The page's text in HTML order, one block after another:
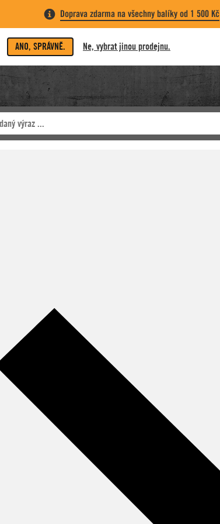
Doprava zdarma na všechny balíky od 1 500 Kč
ANO, SPRÁVNĚ. Ne, vybrat jinou prodejnu.